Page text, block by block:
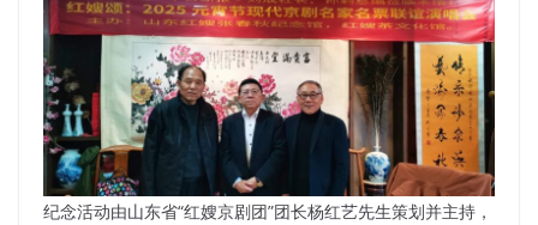
纪念活动由山东省“红嫂京剧团”团长杨红艺先生策划并主持，